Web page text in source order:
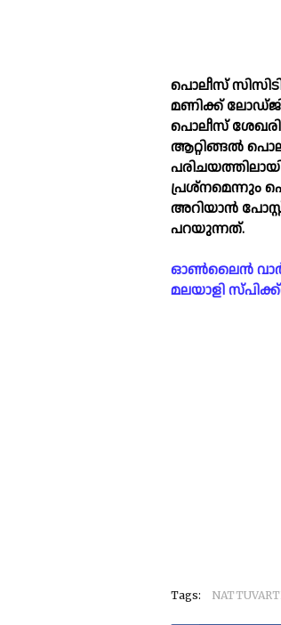
പൊലീസ്
മണിക്ക്
പൊലീസ്
ആറ്റിങ്ങല്‍
പ്രശ്‌നമെന്നും
അറിയാന്‍
പറയുന്നത്.
ഓൺലൈൻ
മലയാളി
Tags: